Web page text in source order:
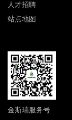
人才招聘
站点地图
金斯瑞服务号